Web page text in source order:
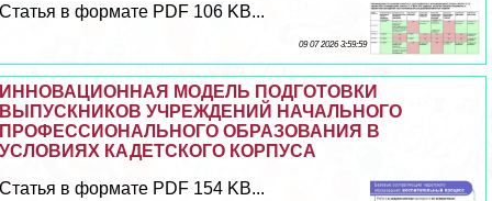
Статья в формате PDF 106 KB...
09 07 2026 3:59:59
ИННОВАЦИОННАЯ МОДЕЛЬ ПОДГОТОВКИ
ВЫПУСКНИКОВ УЧРЕЖДЕНИЙ НАЧАЛЬНОГО
ПРОФЕССИОНАЛЬНОГО ОБРАЗОВАНИЯ В
УСЛОВИЯХ КАДЕТСКОГО КОРПУСА
Статья в формате PDF 154 KB...